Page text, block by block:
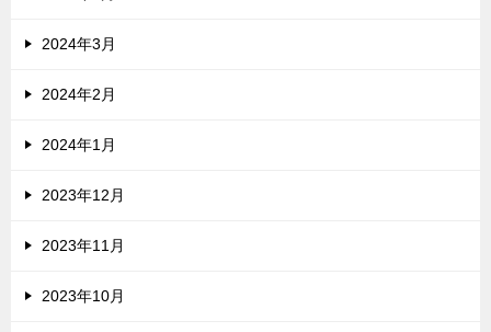
2024年3月
2024年2月
2024年1月
2023年12月
2023年11月
2023年10月